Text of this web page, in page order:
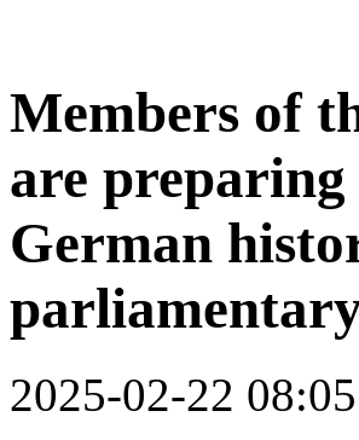
Members of
are
German
2025-02-22 08:05